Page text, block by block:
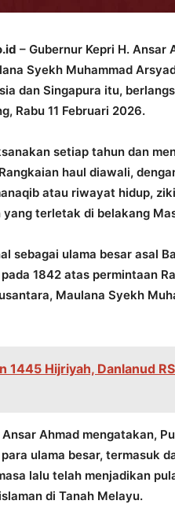
– Gubernur Kepri H. Ansar
Syekh Muhammad
dan Singapura itu,
Rabu 11 Februari 2026.
setiap tahun dan
haul diawali,
atau riwayat hidup,
terletak di belakang
sebagai ulama besar asal
1842 atas permintaan
Maulana Syekh
1445 Hijriyah, Danlanud
Ahmad mengatakan,
ulama besar, termasuk
lalu telah menjadikan
di Tanah Melayu.